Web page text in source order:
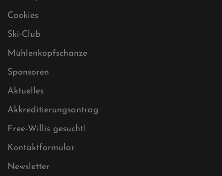
Cookies
Ski-Club
Mühlenkopfschanze
Sponsoren
Aktuelles
Akkreditierungsantrag
Free-Willis gesucht!
Kontaktformular
Newsletter